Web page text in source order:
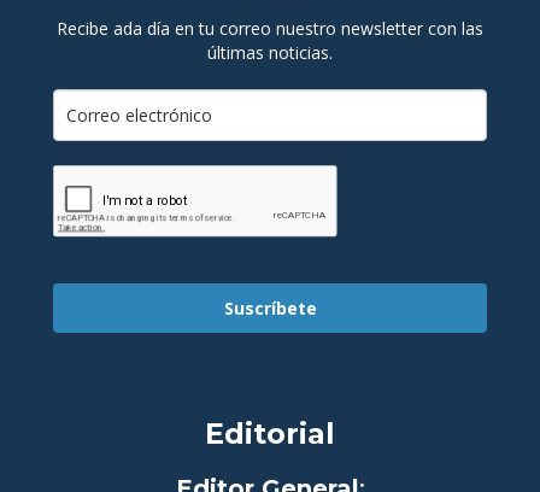
Recibe ada día en tu correo nuestro newsletter con las
últimas noticias.
Suscríbete
Editorial